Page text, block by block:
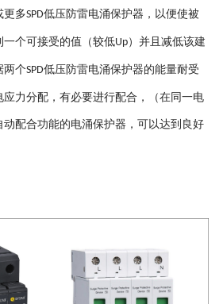
更多SPD低压防雷电涌保护器，以便使被
个可接受的值（较低Up）并且减低该建
两个SPD低压防雷电涌保护器的能量耐受
力分配，有必要进行配合，（在同一电
配合功能的电涌保护器，可以达到良好